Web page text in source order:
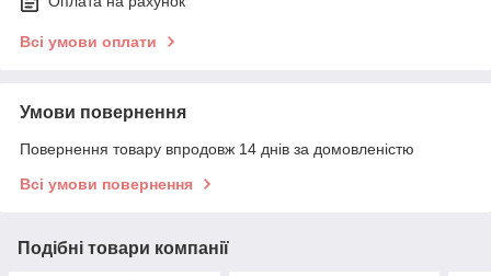
Всі умови оплати
Умови повернення
Повернення товару впродовж 14 днів за домовленістю
Всі умови повернення
Подібні товари компанії